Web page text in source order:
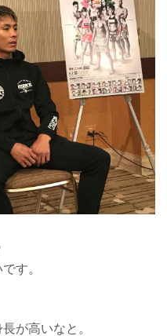
す。
が高いなと。